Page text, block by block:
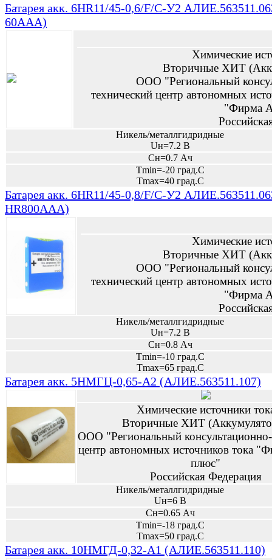
Батарея акк. 6HR11/45-0,6/F/C-У2
60AAA)
Химические
Вторичные ХИТ
ООО "Региональный
технический центр автономных
"Фирма
Никель/металлгидридные
Uн=7.2 В
Сн=0.7 Ач
Tmin=-20 град.С
Tmax=40 град.С
Батарея акк. 6HR11/45-0,8/F/C-У2
HR800AAA)
Химические
Вторичные ХИТ
ООО "Региональный
технический центр автономных
"Фирма
Никель/металлгидридные
Uн=7.2 В
Сн=0.8 Ач
Tmin=-10 град.С
Tmax=65 град.С
Батарея акк. 5НМГЦ-0,65-А2 (АЛИЕ.563511.107)
Химические источники
Вторичные ХИТ
ООО "Региональный консультационно-
центр автономных источников тока
плюс"
Российская Федерация
Никель/металлгидридные
Uн=6 В
Сн=0.65 Ач
Tmin=-18 град.С
Tmax=50 град.С
Батарея акк. 10НМГД-0,32-А1 (АЛИЕ.563511.110)